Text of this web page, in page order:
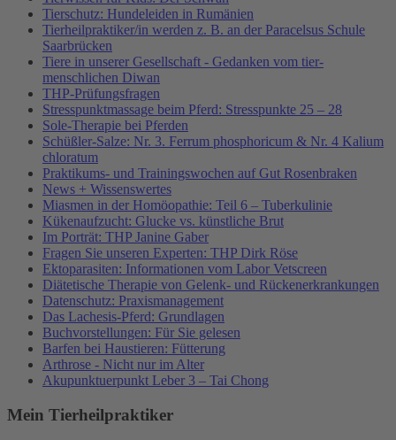
Tierschutz: Hundeleiden in Rumänien
Tierheilpraktiker/in werden z. B. an der Paracelsus Schule
Saarbrücken
Tiere in unserer Gesellschaft - Gedanken vom tier-
menschlichen Diwan
THP-Prüfungsfragen
Stresspunktmassage beim Pferd: Stresspunkte 25 – 28
Sole-Therapie bei Pferden
Schüßler-Salze: Nr. 3. Ferrum phosphoricum & Nr. 4 Kalium
chloratum
Praktikums- und Trainingswochen auf Gut Rosenbraken
News + Wissenswertes
Miasmen in der Homöopathie: Teil 6 – Tuberkulinie
Kükenaufzucht: Glucke vs. künstliche Brut
Im Porträt: THP Janine Gaber
Fragen Sie unseren Experten: THP Dirk Röse
Ektoparasiten: Informationen vom Labor Vetscreen
Diätetische Therapie von Gelenk- und Rückenerkrankungen
Datenschutz: Praxismanagement
Das Lachesis-Pferd: Grundlagen
Buchvorstellungen: Für Sie gelesen
Barfen bei Haustieren: Fütterung
Arthrose - Nicht nur im Alter
Akupunktuerpunkt Leber 3 – Tai Chong
Mein Tierheilpraktiker